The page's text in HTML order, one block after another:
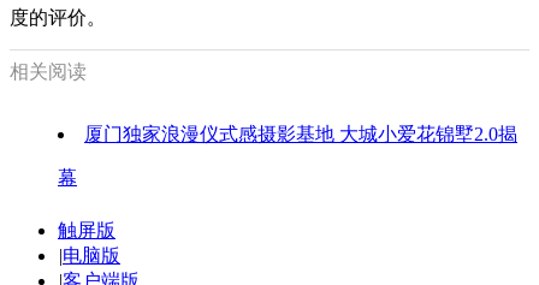
度的评价。
相关阅读
厦门独家浪漫仪式感摄影基地 大城小爱花锦墅2.0揭
幕
触屏版
|电脑版
|客户端版